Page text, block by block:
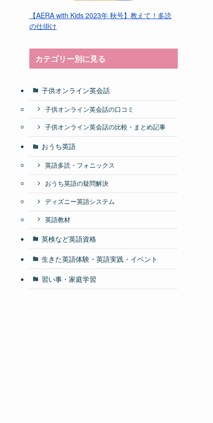
【AERA with Kids 2023年 秋号】教えて！多読
の仕掛け
カテゴリー別に見る
子供オンライン英会話
子供オンライン英会話の口コミ
子供オンライン英会話の比較・まとめ記事
おうち英語
英語多読・フォニックス
おうち英語の疑問解決
ディズニー英語システム
英語教材
英検など英語資格
生きた英語体験・英語実践・イベント
習い事・家庭学習